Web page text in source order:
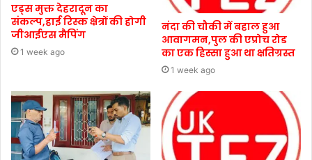
एड्स मुक्त देहरादून का
संकल्प,हाई रिस्क क्षेत्रों की होगी
जीआईएस मैपिंग
1 week ago
नंदा की चौकी में बहाल हुआ
आवागमन,पुल की एप्रोच रोड
का एक हिस्सा हुआ था क्षतिग्रस्त
1 week ago